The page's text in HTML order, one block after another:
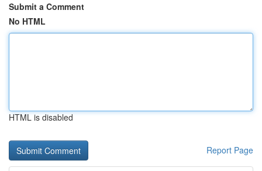
Submit a Comment
No HTML
HTML is disabled
Report Page